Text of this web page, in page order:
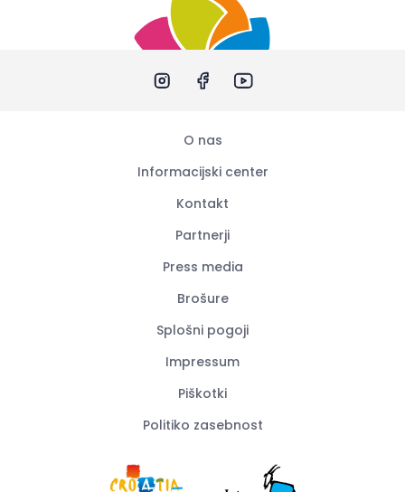
O nas
Informacijski center
Kontakt
Partnerji
Press media
Brošure
Splošni pogoji
Impressum
Piškotki
Politiko zasebnost